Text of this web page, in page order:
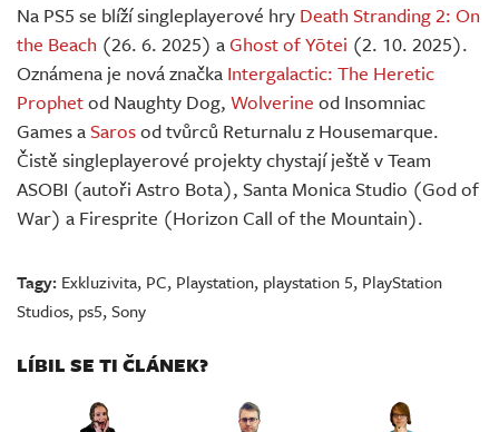
Na PS5 se blíží singleplayerové hry Death Stranding 2: On
the Beach (26. 6. 2025) aGhost of Yōtei (2. 10. 2025).
Oznámena je nová značka Intergalactic: The Heretic
Prophetod Naughty Dog, Wolverine od Insomniac
Games aSarosod tvůrců Returnalu z Housemarque.
Čistě singleplayerové projekty chystají ještě v Team
ASOBI (autoři Astro Bota), Santa Monica Studio (God of
War) a Firesprite (Horizon Call of the Mountain).
Tagy: Exkluzivita, PC, Playstation, playstation 5, PlayStation
Studios, ps5,Sony
LÍBIL SE TI ČLÁNEK?